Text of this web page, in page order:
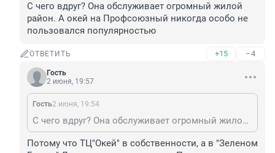
С чего вдруг? Она обслуживает огромный жилой
район. А окей на Профсоюзный никогда особо не
пользовался популярностью
ОТВЕТИТЬ +15 –4
Гость
2 июня, 19:57
Гость2 июня, 19:54
С чего вдруг? Она обслуживает огромный жилой район. А окей на Профсоюзный никогда особо не пользовался популярностью
Потому что ТЦ"Окей" в собственности, а в "Зеленом